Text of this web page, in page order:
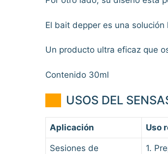
El bait depper es una
Un producto ultra eficaz que
Contenido 30ml
USOS DEL
Aplicación Uso
Sesiones de
1.